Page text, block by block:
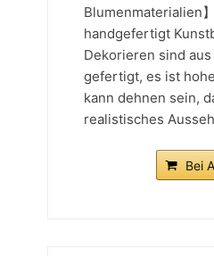
Blumenmaterialien
handgefertigt
Dekorieren sind
gefertigt, es ist
kann dehnen sein,
realistisches
Bei